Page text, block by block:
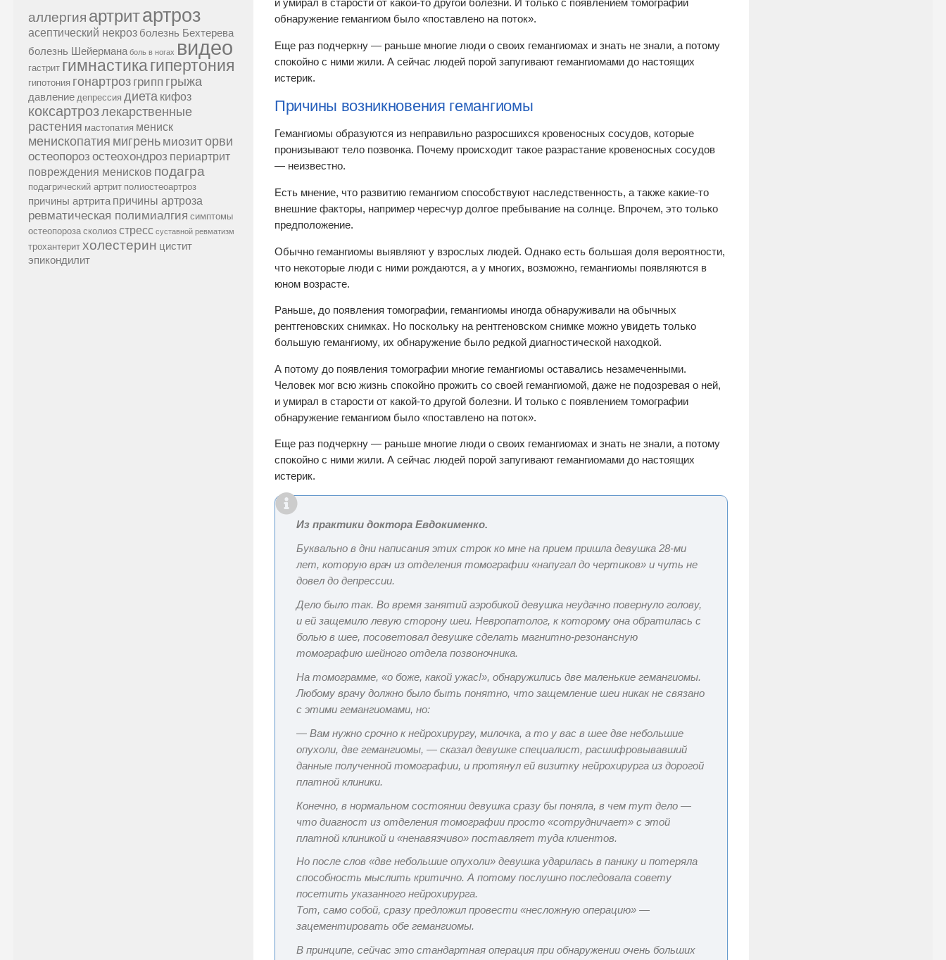
и умирал в старости от какой-то другой болезни. И только с появлением томографии
обнаружение гемангиом было «поставлено на поток».
Еще раз подчеркну — раньше многие люди о своих гемангиомах и знать не знали, а потому
спокойно с ними жили. А сейчас людей порой запугивают гемангиомами до настоящих
истерик.
Причины возникновения гемангиомы
Гемангиомы образуются из неправильно разросшихся кровеносных сосудов, которые
пронизывают тело позвонка. Почему происходит такое разрастание кровеносных сосудов
— неизвестно.
Есть мнение, что развитию гемангиом способствуют наследственность, а также какие-то
внешние факторы, например чересчур долгое пребывание на солнце. Впрочем, это только
предположение.
Обычно гемангиомы выявляют у взрослых людей. Однако есть большая доля вероятности,
что некоторые люди с ними рождаются, а у многих, возможно, гемангиомы появляются в
юном возрасте.
Раньше, до появления томографии, гемангиомы иногда обнаруживали на обычных
рентгеновских снимках. Но поскольку на рентгеновском снимке можно увидеть только
большую гемангиому, их обнаружение было редкой диагностической находкой.
А потому до появления томографии многие гемангиомы оставались незамеченными.
Человек мог всю жизнь спокойно прожить со своей гемангиомой, даже не подозревая о ней,
и умирал в старости от какой-то другой болезни. И только с появлением томографии
обнаружение гемангиом было «поставлено на поток».
Еще раз подчеркну — раньше многие люди о своих гемангиомах и знать не знали, а потому
спокойно с ними жили. А сейчас людей порой запугивают гемангиомами до настоящих
истерик.
Из практики доктора Евдокименко.
Буквально в дни написания этих строк ко мне на прием пришла девушка 28-ми
лет, которую врач из отделения томографии «напугал до чертиков» и чуть не
довел до депрессии.
Дело было так. Во время занятий аэробикой девушка неудачно повернуло голову,
и ей защемило левую сторону шеи. Невропатолог, к которому она обратилась с
болью в шее, посоветовал девушке сделать магнитно-резонансную
томографию шейного отдела позвоночника.
На томограмме, «о боже, какой ужас!», обнаружились две маленькие гемангиомы.
Любому врачу должно было быть понятно, что защемление шеи никак не связано
с этими гемангиомами, но:
— Вам нужно срочно к нейрохирургу, милочка, а то у вас в шее две небольшие
опухоли, две гемангиомы, — сказал девушке специалист, расшифровывавший
данные полученной томографии, и протянул ей визитку нейрохирурга из дорогой
платной клиники.
Конечно, в нормальном состоянии девушка сразу бы поняла, в чем тут дело —
что диагност из отделения томографии просто «сотрудничает» с этой
платной клиникой и «ненавязчиво» поставляет туда клиентов.
Но после слов «две небольшие опухоли» девушка ударилась в панику и потеряла
способность мыслить критично. А потому послушно последовала совету
посетить указанного нейрохирурга.
Тот, само собой, сразу предложил провести «несложную операцию» —
зацементировать обе гемангиомы.
В принципе, сейчас это стандартная операция при обнаружении очень больших
аллергия артритартроз
асептический некроз болезнь Бехтерева
болезнь Шейермана боль в ногах видео
гастрит гимнастикагипертония
гипотония гонартроз грипп грыжа
давление депрессия диета кифоз
коксартрозлекарственные
растения мастопатия мениск
менископатия мигрень миозиторви
остеопороз остеохондроз периартрит
повреждения менисков подагра
подагрический артрит полиостеоартроз
причины артрита причины артроза
ревматическая полимиалгия симптомы
остеопороза сколиоз стресс суставной ревматизм
трохантерит холестерин цистит
эпикондилит